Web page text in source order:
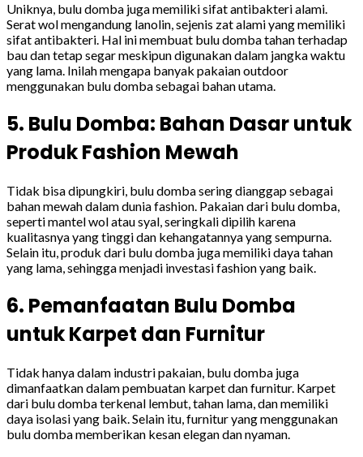
Uniknya, bulu domba juga memiliki sifat antibakteri alami.
Serat wol mengandung lanolin, sejenis zat alami yang memiliki
sifat antibakteri. Hal ini membuat bulu domba tahan terhadap
bau dan tetap segar meskipun digunakan dalam jangka waktu
yang lama. Inilah mengapa banyak pakaian outdoor
menggunakan bulu domba sebagai bahan utama.
5. Bulu Domba: Bahan Dasar untuk
Produk Fashion Mewah
Tidak bisa dipungkiri, bulu domba sering dianggap sebagai
bahan mewah dalam dunia fashion. Pakaian dari bulu domba,
seperti mantel wol atau syal, seringkali dipilih karena
kualitasnya yang tinggi dan kehangatannya yang sempurna.
Selain itu, produk dari bulu domba juga memiliki daya tahan
yang lama, sehingga menjadi investasi fashion yang baik.
6. Pemanfaatan Bulu Domba
untuk Karpet dan Furnitur
Tidak hanya dalam industri pakaian, bulu domba juga
dimanfaatkan dalam pembuatan karpet dan furnitur. Karpet
dari bulu domba terkenal lembut, tahan lama, dan memiliki
daya isolasi yang baik. Selain itu, furnitur yang menggunakan
bulu domba memberikan kesan elegan dan nyaman.